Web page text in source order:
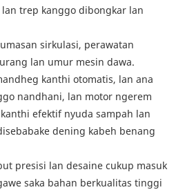
trep kanggo dibongkar lan
sirkulasi, perawatan
lan umur mesin dawa.
kanthi otomatis, lan ana
nandhani, lan motor ngerem
efektif nyuda sampah lan
dening kabeh benang
presisi lan desaine cukup masuk
saka bahan berkualitas tinggi